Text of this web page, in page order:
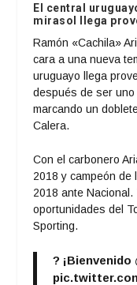
El central
mirasol llega
Ramón «Cachila»
cara a una nueva
uruguayo llega
después de ser
marcando un
Calera.
Con el carbonero
2018 y campeón de
2018 ante
oportunidades del
Sporting.
? ¡Bienvenido